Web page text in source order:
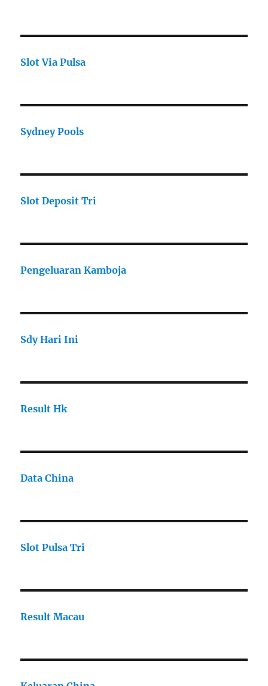
Slot Via Pulsa
Sydney Pools
Slot Deposit Tri
Pengeluaran Kamboja
Sdy Hari Ini
Result Hk
Data China
Slot Pulsa Tri
Result Macau